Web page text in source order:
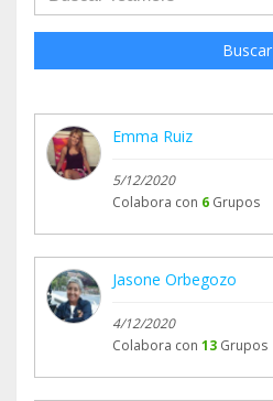
Buscar
Emma Ruiz
5/12/2020
Colabora con 6 Grupos
Jasone Orbegozo
4/12/2020
Colabora con 13 Grupos